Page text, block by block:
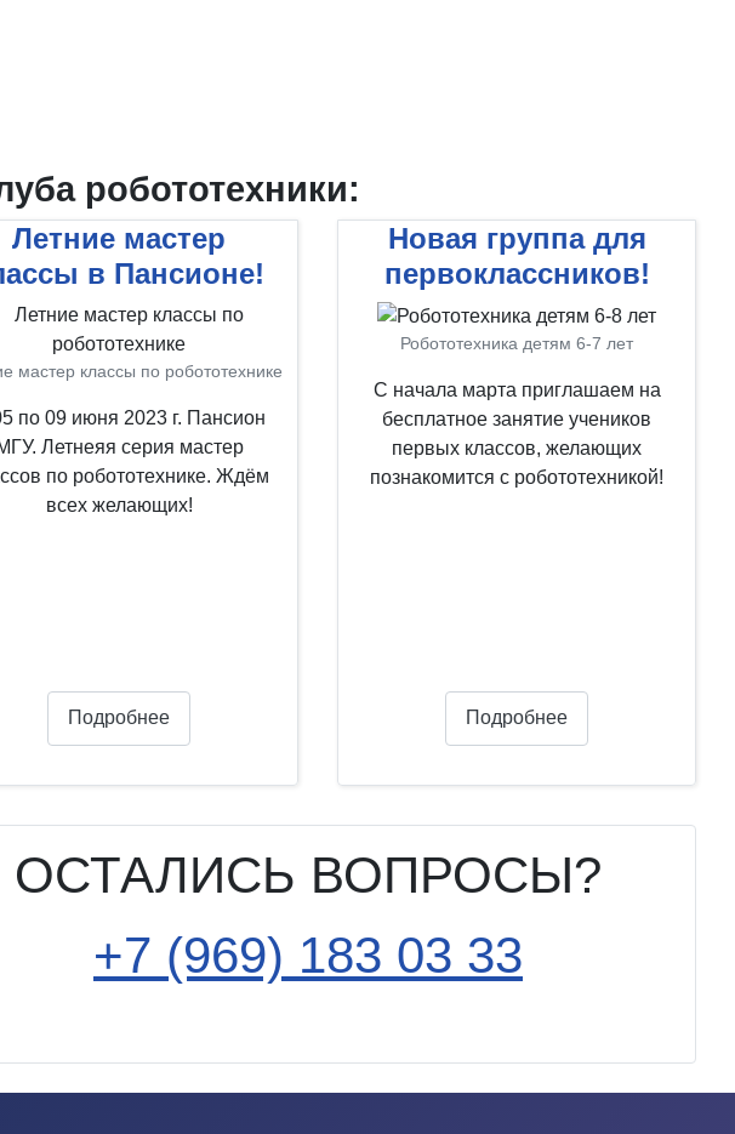
робототехники:
Летние мастер
в Пансионе!
мастер классы по робототехнике
по 09 июня 2023 г. Пансион
Летнеяя серия мастер
по робототехнике. Ждём
всех желающих!
Подробнее
Новая группа для
первоклассников!
Робототехника детям 6-7 лет
С начала марта приглашаем на
бесплатное занятие учеников
первых классов, желающих
познакомится с робототехникой!
Подробнее
ОСТАЛИСЬ ВОПРОСЫ?
+7 (969) 183 03 33